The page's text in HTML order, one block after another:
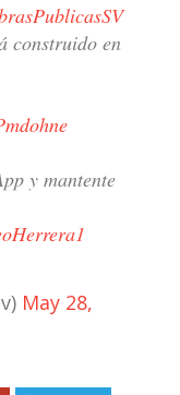
construido en
y mantente
May 28,